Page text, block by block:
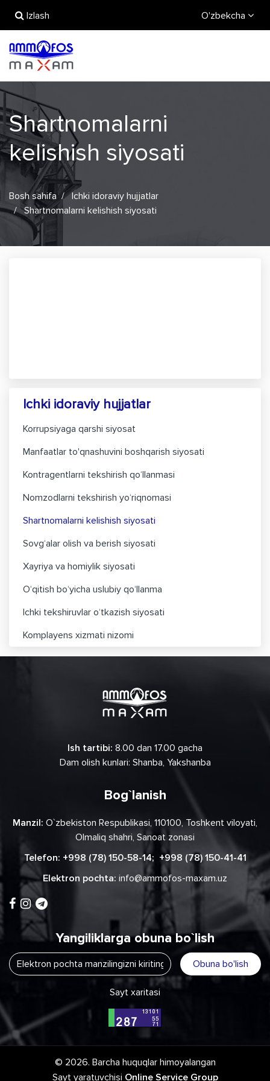
Izlash O'zbekcha
Shartnomalarni
kelishish siyosati
Bosh sahifa
Ichki idoraviy hujjatlar
Shartnomalarni kelishish siyosati
Ichki idoraviy hujjatlar
Korrupsiyaga qarshi siyosat
Manfaatlar to'qnashuvini boshqarish siyosati
Kontragentlarni tekshirish qo‘llanmasi
Nomzodlarni tekshirish yo‘riqnomasi
Shartnomalarni kelishish siyosati
Sovg‘alar olish va berish siyosati
Xayriya va homiylik siyosati
O‘qitish bo‘yicha uslubiy qo‘llanma
Ichki tekshiruvlar o‘tkazish siyosati
Komplayens xizmati nizomi
Ish tartibi: 8.00 dan 17.00 gacha
Dam olish kunlari: Shanba, Yakshanba
Bog`lanish
Manzil: O`zbekiston Respublikasi, 110100, Toshkent viloyati,
Olmaliq shahri, Sanoat zonasi
Telefon: +998 (78) 150-58-14; +998 (78) 150-41-41
Elektron pochta: info@ammofos-maxam.uz
Yangiliklarga obuna bo`lish
Obuna bo'lish
Sayt xaritasi
© 2026. Barcha huquqlar himoyalangan
Sayt yaratuvchisi Online Service Group